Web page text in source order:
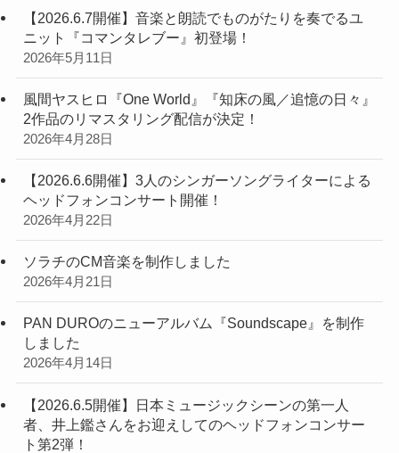
【2026.6.7開催】音楽と朗読でものがたりを奏でるユ
ニット『コマンタレブー』初登場！
2026年5月11日
風間ヤスヒロ『One World』『知床の風／追憶の日々』
2作品のリマスタリング配信が決定！
2026年4月28日
【2026.6.6開催】3人のシンガーソングライターによる
ヘッドフォンコンサート開催！
2026年4月22日
ソラチのCM音楽を制作しました
2026年4月21日
PAN DUROのニューアルバム『Soundscape』を制作
しました
2026年4月14日
【2026.6.5開催】日本ミュージックシーンの第一人
者、井上鑑さんをお迎えしてのヘッドフォンコンサー
ト第2弾！